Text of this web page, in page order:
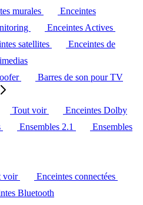
murales
Enceintes
Enceintes Actives
satellites
Enceintes de
Barres de son pour TV
Tout voir
Enceintes Dolby
Ensembles 2.1
Ensembles
voir
Enceintes connectées
Bluetooth